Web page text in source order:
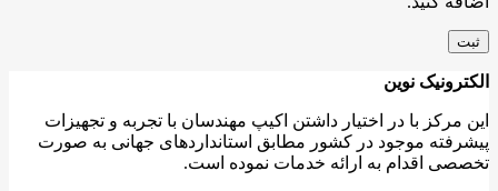
الکترونیک نوین
این مرکز با در اختیار داشتن اکیپ مهندسان با تجربه و تجهیزات
پیشرفته موجود در کشور مطابق استانداردهای جهانی به صورت
تخصصی اقدام به ارائه خدمات نموده است.